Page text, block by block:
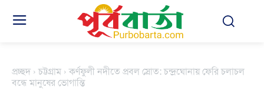
প্রচ্ছদ চট্টগ্রাম
কর্ণফুলী নদীতে প্রবল স্রোত: চন্দ্রঘোনায় ফেরি চলাচল
বন্ধে মানুষের ভোগান্তি